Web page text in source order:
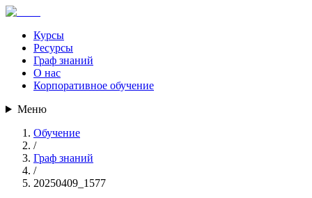
Курсы
Ресурсы
Граф знаний
О нас
Корпоративное обучение
Меню
Обучение
/
Граф знаний
/
20250409_1577